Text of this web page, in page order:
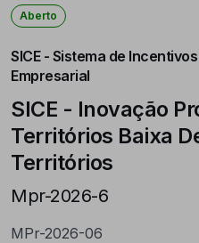
Aberto
SICE - Sistema de
Empresarial
SICE - Inovação
Territórios Baixa
Territórios
Mpr-2026-6
MPr-2026-06